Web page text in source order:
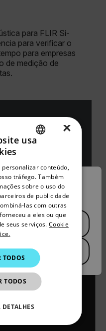
para FLIR Si-
para verificar o
para empresas
de medição de
this page pertains
subject to the
(ITAR)
or the Export
(EAR) (15 C.F.R.
upon
jurisdiction
upon request.
language from the
GERMAN
FRENCH
SPANISH
PORTUGUESE
KOREAN
JAPANESE
CHINESE
×
usa
conteúdo,
tráfego. Também
sobre o uso do
de publicidade
las com outras
a eles ou que
seus serviços. Cookie
TODOS
TODOS
DETALHES